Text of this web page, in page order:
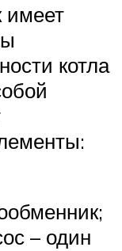
имеет
котла
– один